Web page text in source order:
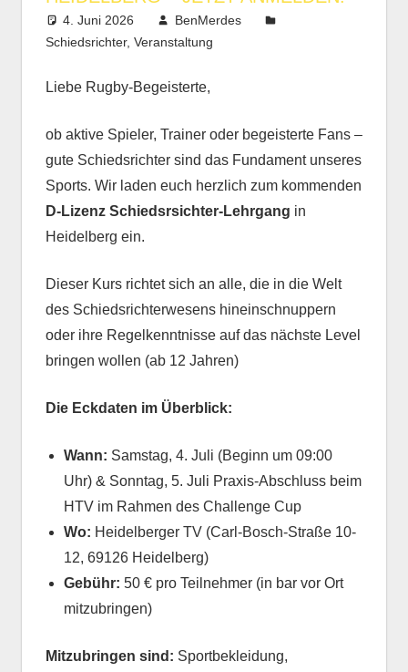
4. Juni 2026
BenMerdes
Schiedsrichter, Veranstaltung
Liebe Rugby-Begeisterte,
ob aktive Spieler, Trainer oder begeisterte Fans –
gute Schiedsrichter sind das Fundament unseres
Sports. Wir laden euch herzlich zum kommenden
D-Lizenz Schiedsrsichter-Lehrgang in
Heidelberg ein.
Dieser Kurs richtet sich an alle, die in die Welt
des Schiedsrichterwesens hineinschnuppern
oder ihre Regelkenntnisse auf das nächste Level
bringen wollen (ab 12 Jahren)
Die Eckdaten im Überblick:
Wann: Samstag, 4. Juli (Beginn um 09:00
Uhr) & Sonntag, 5. Juli Praxis-Abschluss beim
HTV im Rahmen des Challenge Cup
Wo: Heidelberger TV (Carl-Bosch-Straße 10-
12, 69126 Heidelberg)
Gebühr: 50 € pro Teilnehmer (in bar vor Ort
mitzubringen)
Mitzubringen sind: Sportbekleidung,